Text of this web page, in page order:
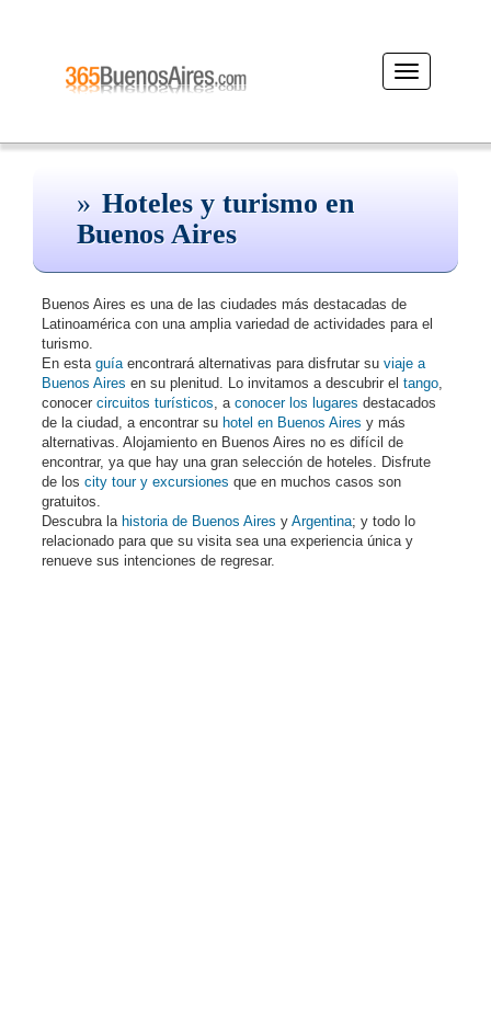
Desplegar
navegación
Hoteles y turismo en
Buenos Aires
Buenos Aires es una de las ciudades más destacadas de
Latinoamérica con una amplia variedad de actividades para el
turismo.
En esta guíaencontrará alternativas para disfrutar su viaje a
Buenos Aires en su plenitud. Lo invitamos a descubrir el tango,
conocer circuitos turísticos, a conocer los lugares destacados
de la ciudad, a encontrar su hotel en Buenos Aires y más
alternativas. Alojamiento en Buenos Aires no es difícil de
encontrar, ya que hay una gran selección de hoteles. Disfrute
de los city tour y excursiones que en muchos casos son
gratuitos.
Descubra la historia de Buenos Aires y Argentina; y todo lo
relacionado para que su visita sea una experiencia única y
renueve sus intenciones de regresar.